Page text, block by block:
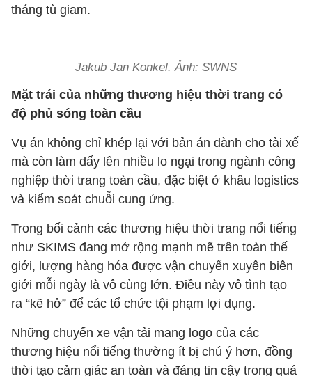
tháng tù giam.
Jakub Jan Konkel. Ảnh: SWNS
Mặt trái của những thương hiệu thời trang có
độ phủ sóng toàn cầu
Vụ án không chỉ khép lại với bản án dành cho tài xế
mà còn làm dấy lên nhiều lo ngại trong ngành công
nghiệp thời trang toàn cầu, đặc biệt ở khâu logistics
và kiểm soát chuỗi cung ứng.
Trong bối cảnh các thương hiệu thời trang nổi tiếng
như SKIMS đang mở rộng mạnh mẽ trên toàn thế
giới, lượng hàng hóa được vận chuyển xuyên biên
giới mỗi ngày là vô cùng lớn. Điều này vô tình tạo
ra “kẽ hở” để các tổ chức tội phạm lợi dụng.
Những chuyến xe vận tải mang logo của các
thương hiệu nổi tiếng thường ít bị chú ý hơn, đồng
thời tạo cảm giác an toàn và đáng tin cậy trong quá